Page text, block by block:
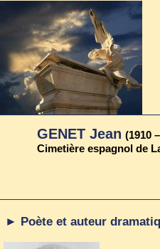
GENET Jean (1910
Cimetière espagnol de
► Poète et auteur